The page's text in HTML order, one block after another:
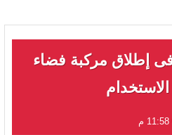
فى إطلاق مركبة فضاء
الاستخدام
11:58 م